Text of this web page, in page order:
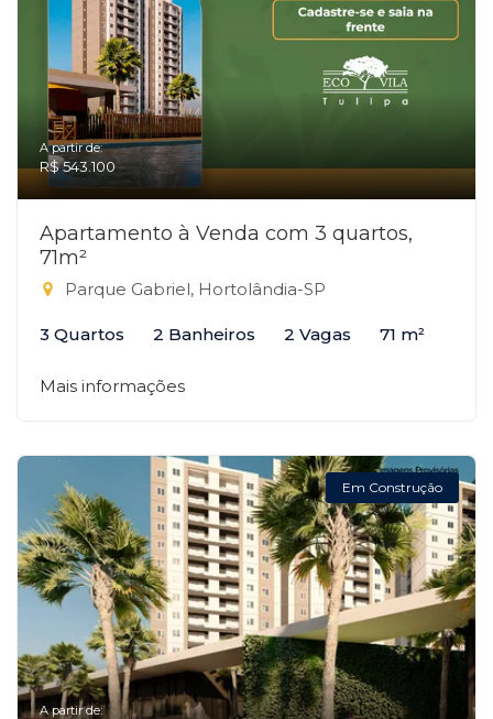
A partir de:
R$ 543.100
Apartamento à Venda com 3 quartos,
71m²
Parque Gabriel, Hortolândia-SP
3 Quartos 2 Banheiros 2 Vagas 71 m²
Mais informações
Em Construção
A partir de: